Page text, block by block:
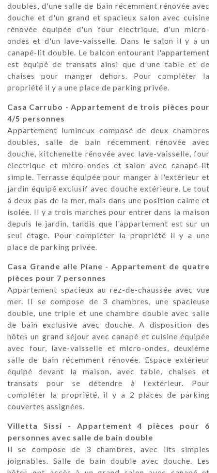
doubles, d'une salle de bain récemment rénovée avec
douche et d'un grand et spacieux salon avec cuisine
rénovée équipée d'un four électrique, d'un micro-
ondes et d'un lave-vaisselle. Dans le salon il y a un
canapé-lit double. Le balcon entourant l'appartement
est équipé de transats ainsi que d'une table et de
chaises pour manger dehors. Pour compléter la
propriété il y a une place de parking privée.
Casa Carrubo - Appartement de trois pièces pour
4/5 personnes
Appartement lumineux composé de deux chambres
doubles, salle de bain récemment rénovée avec
douche, kitchenette rénovée avec lave-vaisselle, four
électrique et micro-ondes et salon avec canapé-lit
simple. Terrasse équipée pour manger à l'extérieur et
jardin équipé exclusif avec douche extérieure. Le tout
à deux pas de la mer, mais dans une position calme et
isolée. Il y a trois marches pour entrer dans la maison
depuis le jardin, tandis que l'appartement est sur un
seul étage. Pour compléter la propriété il y a une
place de parking privée.
Casa Grande alle Piane - Appartement de quatre
pièces pour 7 personnes
Appartement spacieux au rez-de-chaussée avec vue
mer. Il se compose de 3 chambres, une spacieuse
double, une triple et une chambre double avec salle
de bain exclusive avec douche. A disposition des
hôtes un grand séjour avec canapé et cuisine équipée
avec four, lave-vaisselle et micro-ondes, deuxième
salle de bain récemment rénovée. Espace extérieur
équipé devant la maison, avec table, chaises et
transats pour se détendre à l'extérieur. Pour
compléter la propriété, il y a 2 places de parking
couvertes assignées.
Villetta Sissi - Appartement 4 pièces pour 6
personnes avec salle de bain double
Il se compose de 3 chambres, avec lits simples
joignables. Salle de bain double avec douche. Les